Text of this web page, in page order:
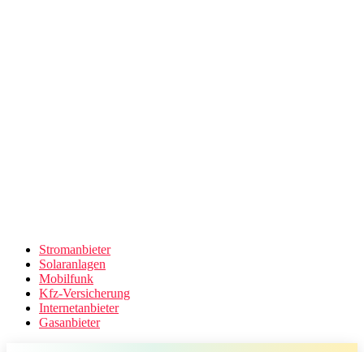
Stromanbieter
Solaranlagen
Mobilfunk
Kfz-Versicherung
Internetanbieter
Gasanbieter